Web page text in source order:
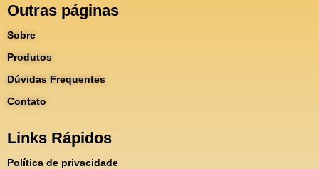
Outras páginas
Sobre
Produtos
Dúvidas Frequentes
Contato
Links Rápidos
Política de privacidade